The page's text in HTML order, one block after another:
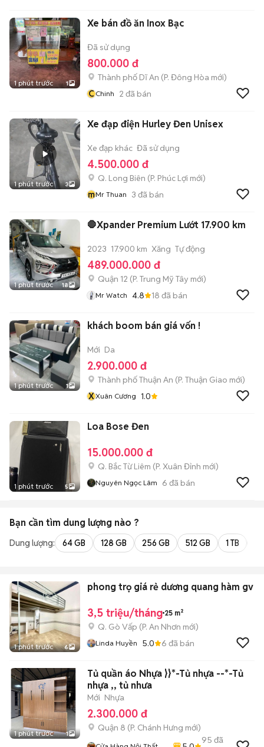
1 phút trước 1
Xe bán đồ ăn Inox Bạc
Đã sử dụng
800.000 đ
Thành phố Dĩ An (P. Đông Hòa mới)
CChinh 2 đã bán
1 phút trước 3
Xe đạp điện Hurley Đen Unisex
Xe đạp khác Đã sử dụng
4.500.000 đ
Q. Long Biên (P. Phúc Lợi mới)
mMr Thuan 3 đã bán
1 phút trước 18
🛑Xpander Premium Lướt 17.900 km
2023 17.900 km Xăng Tự động
489.000.000 đ
Quận 12 (P. Trung Mỹ Tây mới)
Mr Watch 4.8 18 đã bán
1 phút trước 1
khách boom bán giá vốn !
Mới Da
2.900.000 đ
Thành phố Thuận An (P. Thuận Giao mới)
XXuân Cương 1.0
1 phút trước 5
Loa Bose Đen
15.000.000 đ
Q. Bắc Từ Liêm (P. Xuân Đỉnh mới)
Nguyên Ngọc Lâm 6 đã bán
Bạn cần tìm dung lượng nào ?
Dung lượng: 64 GB 128 GB 256 GB 512 GB 1 TB
1 phút trước 6
phong trọ giá rẻ dương quang hàm gv
3,5 triệu/tháng 25 m²
Q. Gò Vấp (P. An Nhơn mới)
Linda Huyền 5.0 6 đã bán
1 phút trước 1
Tủ quần áo Nhựa }}*-Tủ nhựa --*-Tủ
nhựa ,, tủ nhưa
Mới Nhựa
2.300.000 đ
Quận 8 (P. Chánh Hưng mới)
95 đã